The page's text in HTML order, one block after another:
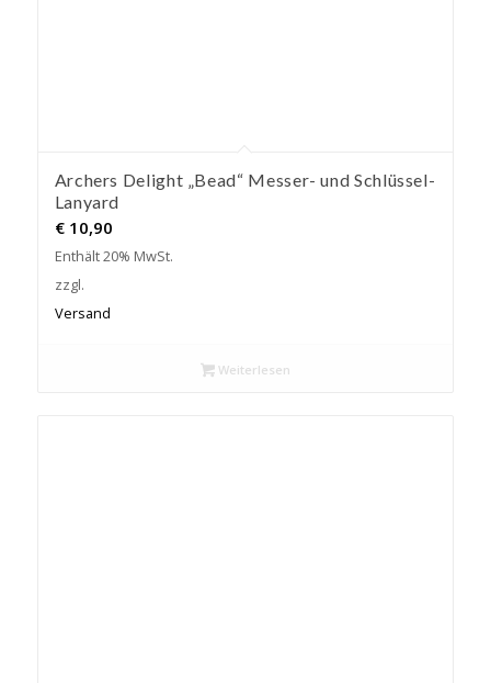
Archers Delight „Bead“ Messer- und Schlüssel-
Lanyard
€10,90
Enthält 20% MwSt.
zzgl.
Versand
Weiterlesen